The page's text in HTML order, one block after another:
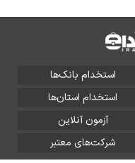
استخدام بانک‌ها
استخدام استان‌ها
آزمون آنلاین
شرکت‌های معتبر